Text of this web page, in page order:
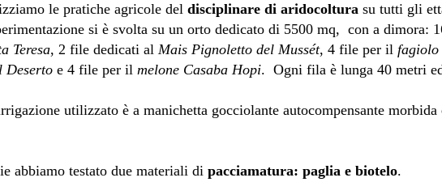
le pratiche agricole del disciplinare di aridocoltura su tutti gli
si è svolta su un orto dedicato di 5500 mq, con a dimora:
Teresa, 2 file dedicati al Mais Pignoletto del Mussét, 4 file per il fagiolo
Deserto e 4 file per il melone Casaba Hopi. Ogni fila è lunga 40 metri
utilizzato è a manichetta gocciolante autocompensante
abbiamo testato due materiali di pacciamatura: paglia e biotelo.